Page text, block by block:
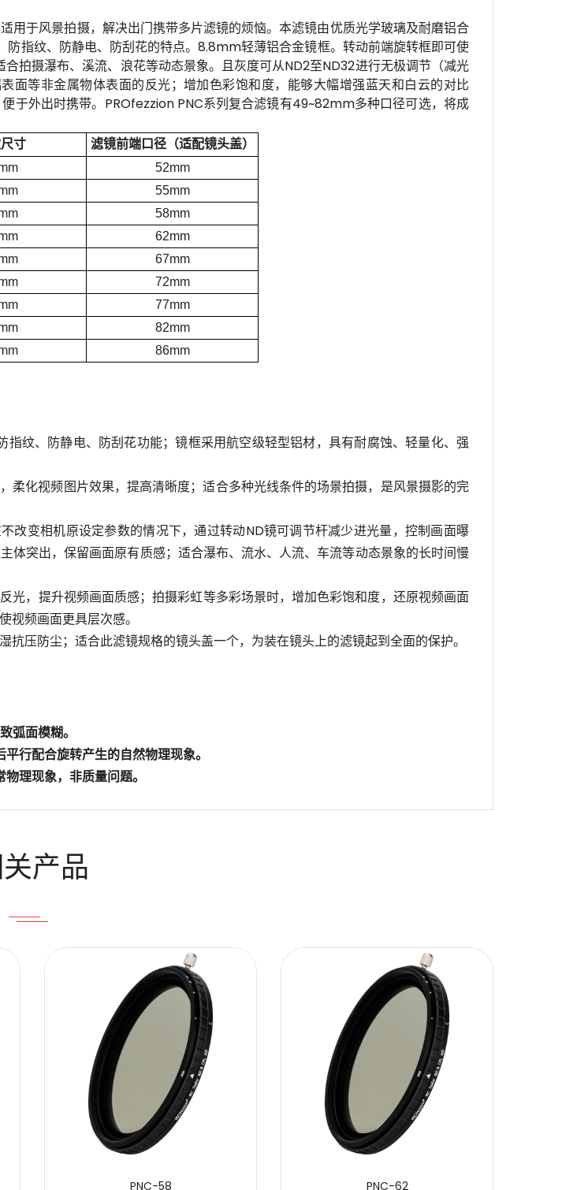
用于风景拍摄，解决出门携带多片滤镜的烦恼。本滤镜由优质光学玻璃及耐磨铝合
指纹、防静电、防刮花的特点。8.8mm轻薄铝合金镜框。转动前端旋转框即可使
拍摄瀑布、溪流、浪花等动态景象。且灰度可从ND2至ND32进行无极调节（减光
面等非金属物体表面的反光；增加色彩饱和度，能够大幅增强蓝天和白云的对比
于外出时携带。PROfezzion PNC系列复合滤镜有49~82mm多种口径可选，将成
寸
滤镜前端口径（适配镜头盖）
52mm
55mm
58mm
62mm
67mm
72mm
77mm
82mm
86mm
纹、防静电、防刮花功能；镜框采用航空级轻型铝材，具有耐腐蚀、轻量化、强
柔化视频图片效果，提高清晰度；适合多种光线条件的场景拍摄，是风景摄影的完
改变相机原设定参数的情况下，通过转动ND镜可调节杆减少进光量，控制画面曝
体突出，保留画面原有质感；适合瀑布、流水、人流、车流等动态景象的长时间慢
光，提升视频画面质感；拍摄彩虹等多彩场景时，增加色彩饱和度，还原视频画面
频画面更具层次感。
压防尘；适合此滤镜规格的镜头盖一个，为装在镜头上的滤镜起到全面的保护。
弧面模糊。
行配合旋转产生的自然物理现象。
理现象，非质量问题。
产品
PNC-58 PNC-62